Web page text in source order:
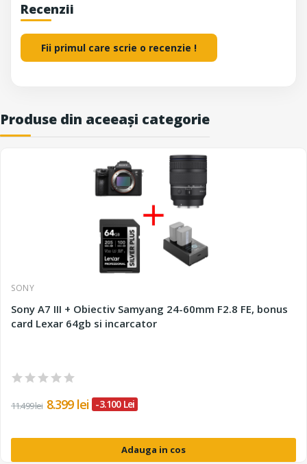
Recenzii
Fii primul care scrie o recenzie !
Produse din aceeași categorie
SONY
Sony A7 III + Obiectiv Samyang 24-60mm F2.8 FE, bonus
card Lexar 64gb si incarcator
11.499 lei 8.399 lei -3.100 Lei
Adauga in cos